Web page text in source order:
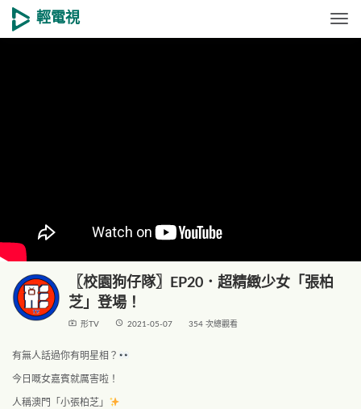
輕電視
〖校園狗仔隊〗EP20．超精緻少女「張柏
芝」登場！
live_tv 形TV access_time 2021-05-07 354 次總觀看
有無人話過你有明星相？
今日嘅女嘉賓就厲害啦！
人稱澳門「小張柏芝」